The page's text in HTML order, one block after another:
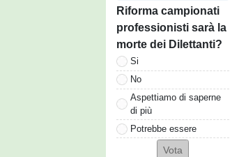
Riforma campionati
professionisti sarà la
morte dei Dilettanti?
Si
No
Aspettiamo di saperne
di più
Potrebbe essere